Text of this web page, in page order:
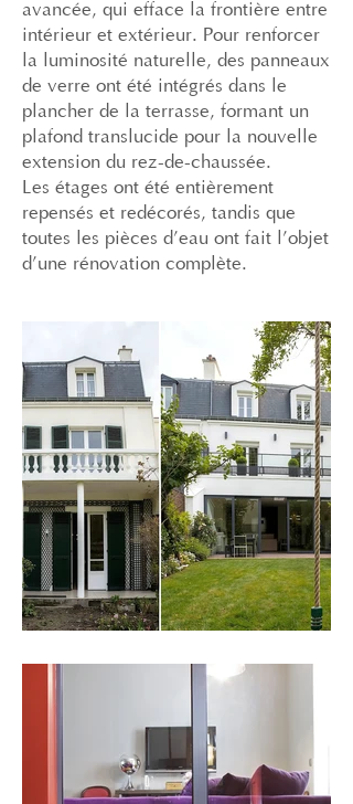
avancée, qui efface la frontière entre
intérieur et extérieur. Pour renforcer
la luminosité naturelle, des panneaux
de verre ont été intégrés dans le
plancher de la terrasse, formant un
plafond translucide pour la nouvelle
extension du rez-de-chaussée.
Les étages ont été entièrement
repensés et redécorés, tandis que
toutes les pièces d’eau ont fait l’objet
d’une rénovation complète.